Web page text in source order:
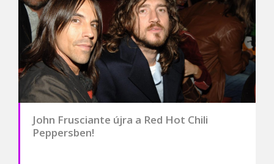
John Frusciante újra a Red Hot Chili
Peppersben!